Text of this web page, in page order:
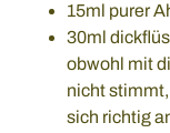
15ml purer
30ml
obwohl mit
nicht
sich richtig